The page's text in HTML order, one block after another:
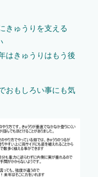
きゅうりを支える
はきゅうりはもう後
おもしろい事にも気